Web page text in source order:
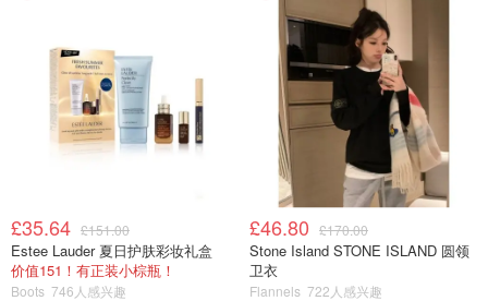
£35.64 £151.00
Estee Lauder 夏日护肤彩妆礼盒
价值151！有正装小棕瓶！
Boots 746人感兴趣
£46.80 £170.00
Stone Island STONE ISLAND 圆领
卫衣
Flannels 722人感兴趣